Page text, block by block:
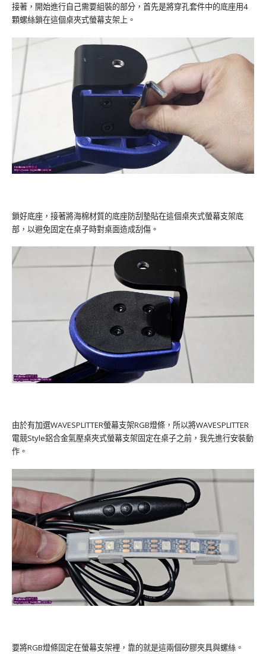
接著，開始進行自己需要組裝的部分，首先是將穿孔套件中的底座用4
顆螺絲鎖在這個桌夾式螢幕支架上。
鎖好底座，接著將海棉材質的底座防刮墊貼在這個桌夾式螢幕支架底
部，以避免固定在桌子時對桌面造成刮傷。
由於有加選WAVESPLITTER螢幕支架RGB燈條，所以將WAVESPLITTER
電競Style鋁合金氣壓桌夾式螢幕支架固定在桌子之前，我先進行安裝動
作。
要將RGB燈條固定在螢幕支架裡，靠的就是這兩個矽膠夾具與螺絲。